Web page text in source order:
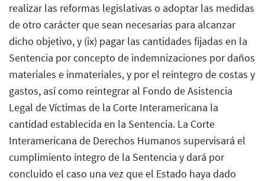
realizar las reformas legislativas o adoptar las medidas
de otro carácter que sean necesarias para alcanzar
dicho objetivo, y (ix) pagar las cantidades fijadas en la
Sentencia por concepto de indemnizaciones por daños
materiales e inmateriales, y por el reintegro de costas y
gastos, así como reintegrar al Fondo de Asistencia
Legal de Víctimas de la Corte Interamericana la
cantidad establecida en la Sentencia. La Corte
Interamericana de Derechos Humanos supervisará el
cumplimiento íntegro de la Sentencia y dará por
concluido el caso una vez que el Estado haya dado